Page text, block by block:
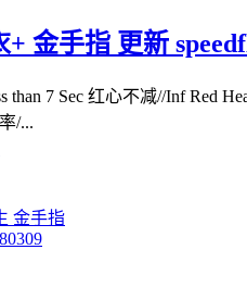
金手指 更新
than 7 Sec 红心不减//Inf Red
/...